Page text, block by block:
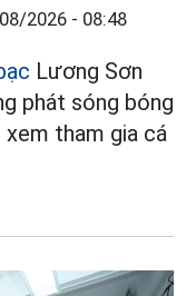
2026 - 08:48
Lương Sơn
phát sóng bóng
tham gia cá